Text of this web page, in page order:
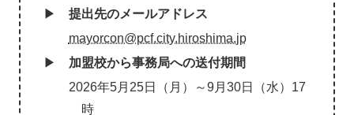
▶ 提出先のメールアドレス
mayorcon@pcf.city.hiroshima.jp
▶ 加盟校から事務局への送付期間
2026年5月25日（月）～9月30日（水）17
時